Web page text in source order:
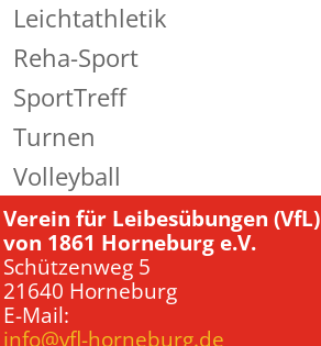
Leichtathletik
Reha-Sport
SportTreff
Turnen
Volleyball
Verein für Leibesübungen (VfL)
von 1861 Horneburg e.V.
Schützenweg 5
21640 Horneburg
E-Mail:
info@vfl-horneburg.de